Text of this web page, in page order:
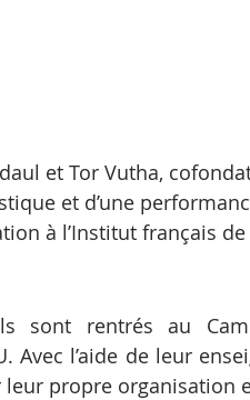
et Tor Vutha,
et d’une
à l’Institut français
sont rentrés au
Avec l’aide de leur
propre organisation